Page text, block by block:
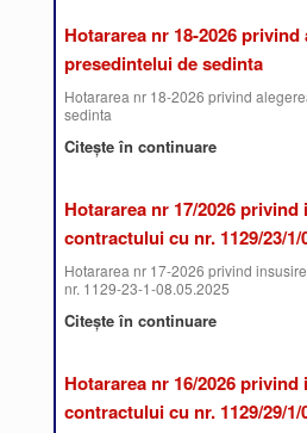
Hotararea nr 18-2026 privind
presedintelui de sedinta
Hotararea nr 18-2026 privind
sedinta
Citește în continuare
Hotararea nr 17/2026
contractului cu nr. 1129/23/1/
Hotararea nr 17-2026 privind
nr. 1129-23-1-08.05.2025
Citește în continuare
Hotararea nr 16/2026
contractului cu nr. 1129/29/1/